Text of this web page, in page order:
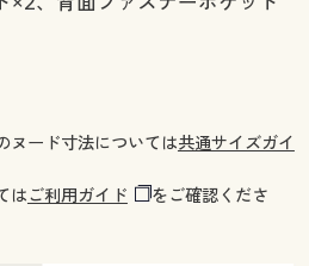
ヌード寸法については共通サイズガイ
はご利用ガイド
をご確認くださ